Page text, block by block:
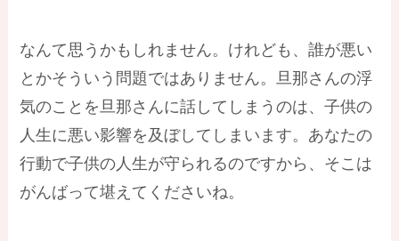
なんて思うかもしれません。けれども、誰が悪い
とかそういう問題ではありません。旦那さんの浮
気のことを旦那さんに話してしまうのは、子供の
人生に悪い影響を及ぼしてしまいます。あなたの
行動で子供の人生が守られるのですから、そこは
がんばって堪えてくださいね。